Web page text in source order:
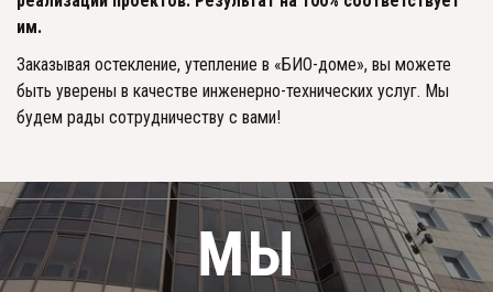
им.
Заказывая остекление, утепление в «БИО-доме», вы можете
быть уверены в качестве инженерно-технических услуг. Мы
будем рады сотрудничеству с вами!
МЫ